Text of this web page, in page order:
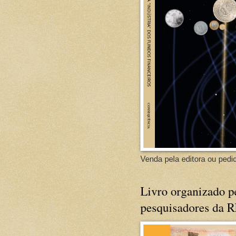
Venda pela editora ou
Livro organizado
pesquisadores da